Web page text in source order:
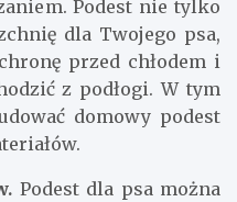
Podest nie tylko
dla Twojego psa,
przed chłodem i
z podłogi. W tym
domowy podest
Podest dla psa można